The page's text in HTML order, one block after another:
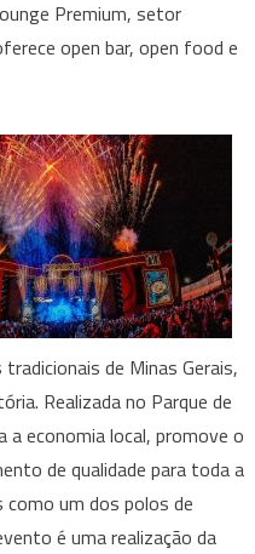
Premium, setor
open bar, open food e
de Minas Gerais,
Realizada no Parque de
economia local, promove o
de qualidade para toda a
um dos polos de
é uma realização da